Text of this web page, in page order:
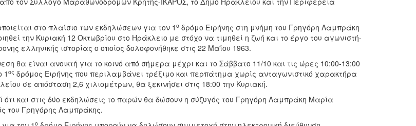
στο πλαίσιο των εκδηλώσεων για τον 1 οδρόμο Ειρήνης στη μνήμη του Γρηγόρη Λαμπράκη
την Κυριακή 12 Οκτωβρίου στο Ηράκλειο με στόχο να τιμηθεί η ζωή και το έργο του αγωνιστή-
ελληνικής ιστορίας ο οποίος δολοφονήθηκε στις 22 Μαΐου 1963.
θα είναι ανοικτή για το κοινό από σήμερα μέχρι και το Σάββατο 11/10 και τις ώρες 10:00-13:00
1 ος δρόμος Ειρήνης που περιλαμβάνει τρέξιμο και περπάτημα χωρίς ανταγωνιστικό χαρακτήρα
σε απόσταση 2,6 χιλιομέτρων, θα ξεκινήσει στις 18:00 την Κυριακή.
ότι και στις δύο εκδηλώσεις το παρών θα δώσουν η σύζυγός του Γρηγόρη Λαμπράκη Μαρία
του Γρηγόρης Λαμπράκης.
ο